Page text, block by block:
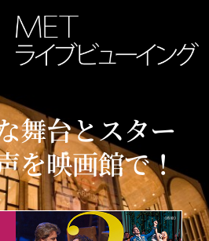
舞台とスター
を映画館で！